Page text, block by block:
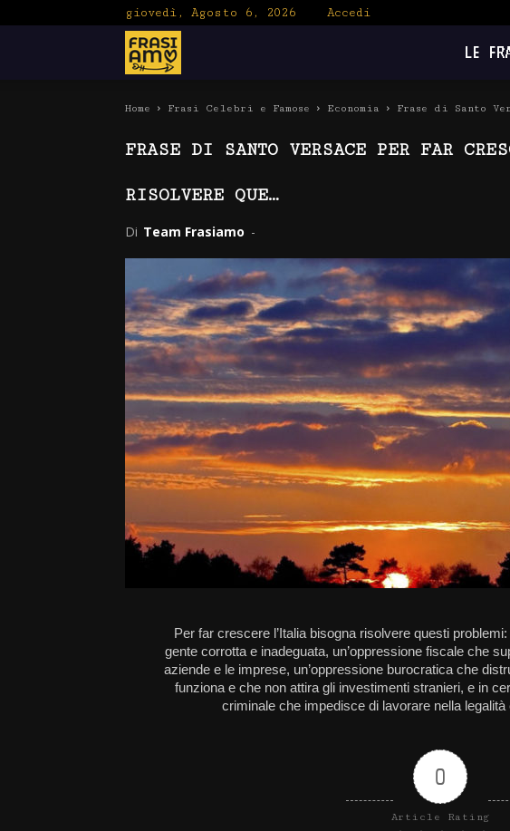
giovedì, Agosto 6, 2026 Accedi
LE
Home Frasi Celebri e Famose Economia Frase di Santo
FRASE DI SANTO VERSACE PER FAR
RISOLVERE QUE…
Di Team Frasiamo -
Per far crescere l’Italia bisogna risolvere questi
gente corrotta e inadeguata, un’oppressione fiscale che
aziende e le imprese, un’oppressione burocratica che
funziona e che non attira gli investimenti stranieri, e in
criminale che impedisce di lavorare nella legalità
0
Article Rating